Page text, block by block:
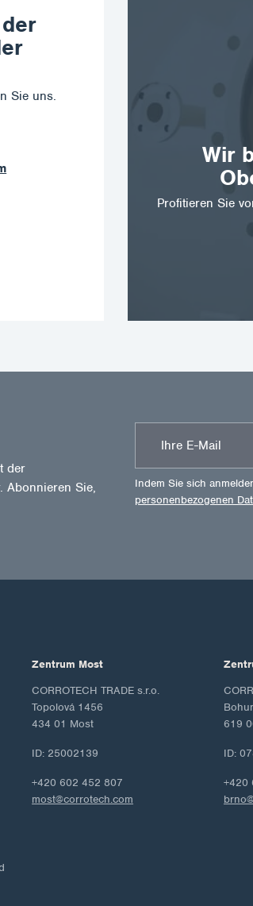
Sie uns.
Wir
Profitieren Sie
der
Abonnieren Sie,
Indem Sie sich
personenbezogenen
Zentrum Most
CORROTECH TRADE s.r.o.
Topolová 1456
434 01 Most
ID: 25002139
+420 602 452 807
most@corrotech.com
619
ID:
+420